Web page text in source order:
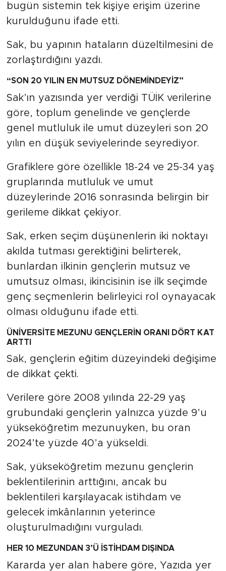
bugün sistemin tek kişiye erişim üzerine
kurulduğunu ifade etti.
Sak, bu yapının hataların düzeltilmesini de
zorlaştırdığını yazdı.
“SON 20 YILIN EN MUTSUZ DÖNEMİNDEYİZ”
Sak’ın yazısında yer verdiği TÜİK verilerine
göre, toplum genelinde ve gençlerde
genel mutluluk ile umut düzeyleri son 20
yılın en düşük seviyelerinde seyrediyor.
Grafiklere göre özellikle 18-24 ve 25-34 yaş
gruplarında mutluluk ve umut
düzeylerinde 2016 sonrasında belirgin bir
gerileme dikkat çekiyor.
Sak, erken seçim düşünenlerin iki noktayı
akılda tutması gerektiğini belirterek,
bunlardan ilkinin gençlerin mutsuz ve
umutsuz olması, ikincisinin ise ilk seçimde
genç seçmenlerin belirleyici rol oynayacak
olması olduğunu ifade etti.
ÜNİVERSİTE MEZUNU GENÇLERİN ORANI DÖRT KAT
ARTTI
Sak, gençlerin eğitim düzeyindeki değişime
de dikkat çekti.
Verilere göre 2008 yılında 22-29 yaş
grubundaki gençlerin yalnızca yüzde 9’u
yükseköğretim mezunuyken, bu oran
2024’te yüzde 40’a yükseldi.
Sak, yükseköğretim mezunu gençlerin
beklentilerinin arttığını, ancak bu
beklentileri karşılayacak istihdam ve
gelecek imkânlarının yeterince
oluşturulmadığını vurguladı.
HER 10 MEZUNDAN 3’Ü İSTİHDAM DIŞINDA
Kararda yer alan habere göre, Yazıda yer